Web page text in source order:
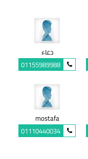
دعاء
01155989988
mostafa
01110440034